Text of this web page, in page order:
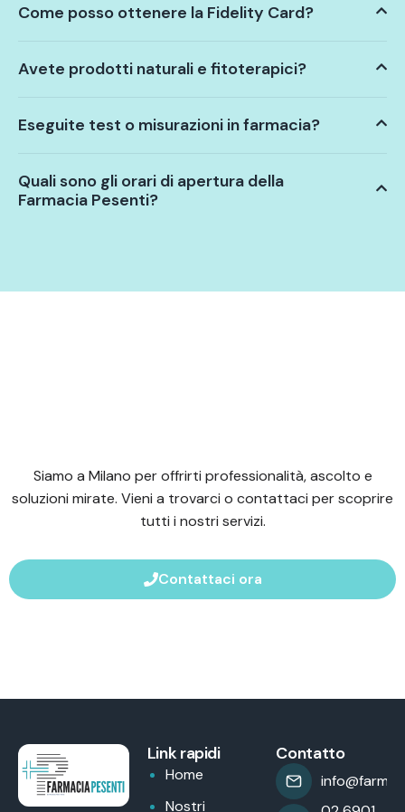
Come posso ottenere la Fidelity Card?
Avete prodotti naturali e fitoterapici?
Eseguite test o misurazioni in farmacia?
Quali sono gli orari di apertura della
Farmacia Pesenti?
Siamo a Milano per offrirti professionalità, ascolto e
soluzioni mirate. Vieni a trovarci o contattaci per scoprire
tutti i nostri servizi.
Contattaci ora
Link rapidi
Home
Nostri
Contatto